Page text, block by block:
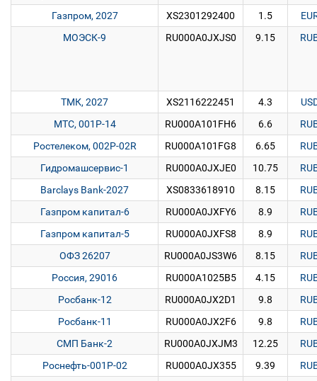
Газпром, 2027
XS2301292400 1.5
МОЭСК-9
RU000A0JXJS0 9.15
ТМК, 2027 XS2116222451 4.3
МТС, 001P-14
RU000A101FH6 6.6
Ростелеком, 002P-02R
RU000A101FG8 6.65
Гидромашсервис-1
RU000A0JXJE0 10.75
Barclays Bank-2027
XS0833618910 8.15
Газпром капитал-6
RU000A0JXFY6 8.9
Газпром капитал-5
RU000A0JXFS8 8.9
ОФЗ 26207
RU000A0JS3W6 8.15
Россия, 29016
RU000A1025B5 4.15
Росбанк-12
RU000A0JX2D1 9.8
Росбанк-11
RU000A0JX2F6 9.8
СМП Банк-2
RU000A0JXJM3 12.25
Роснефть-001Р-02
RU000A0JX355 9.39